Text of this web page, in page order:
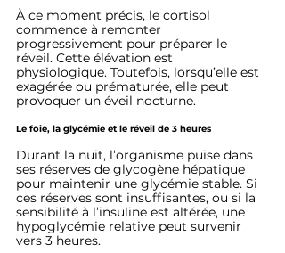
À ce moment précis, le cortisol
commence à remonter
progressivement pour préparer le
réveil. Cette élévation est
physiologique. Toutefois, lorsqu’elle est
exagérée ou prématurée, elle peut
provoquer un éveil nocturne.
Le foie, la glycémie et le réveil de 3 heures
Durant la nuit, l’organisme puise dans
ses réserves de glycogène hépatique
pour maintenir une glycémie stable. Si
ces réserves sont insuffisantes, ou si la
sensibilité à l’insuline est altérée, une
hypoglycémie relative peut survenir
vers 3 heures.